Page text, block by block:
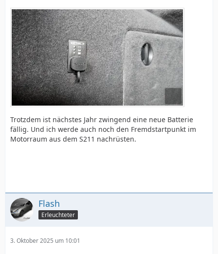
Trotzdem ist nächstes Jahr zwingend eine neue Batterie
fällig. Und ich werde auch noch den Fremdstartpunkt im
Motorraum aus dem S211 nachrüsten.
Flash
Erleuchteter
3. Oktober 2025 um 10:01